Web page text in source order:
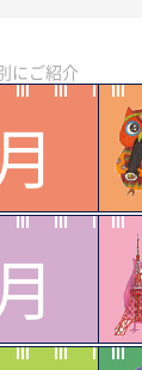
にご紹介